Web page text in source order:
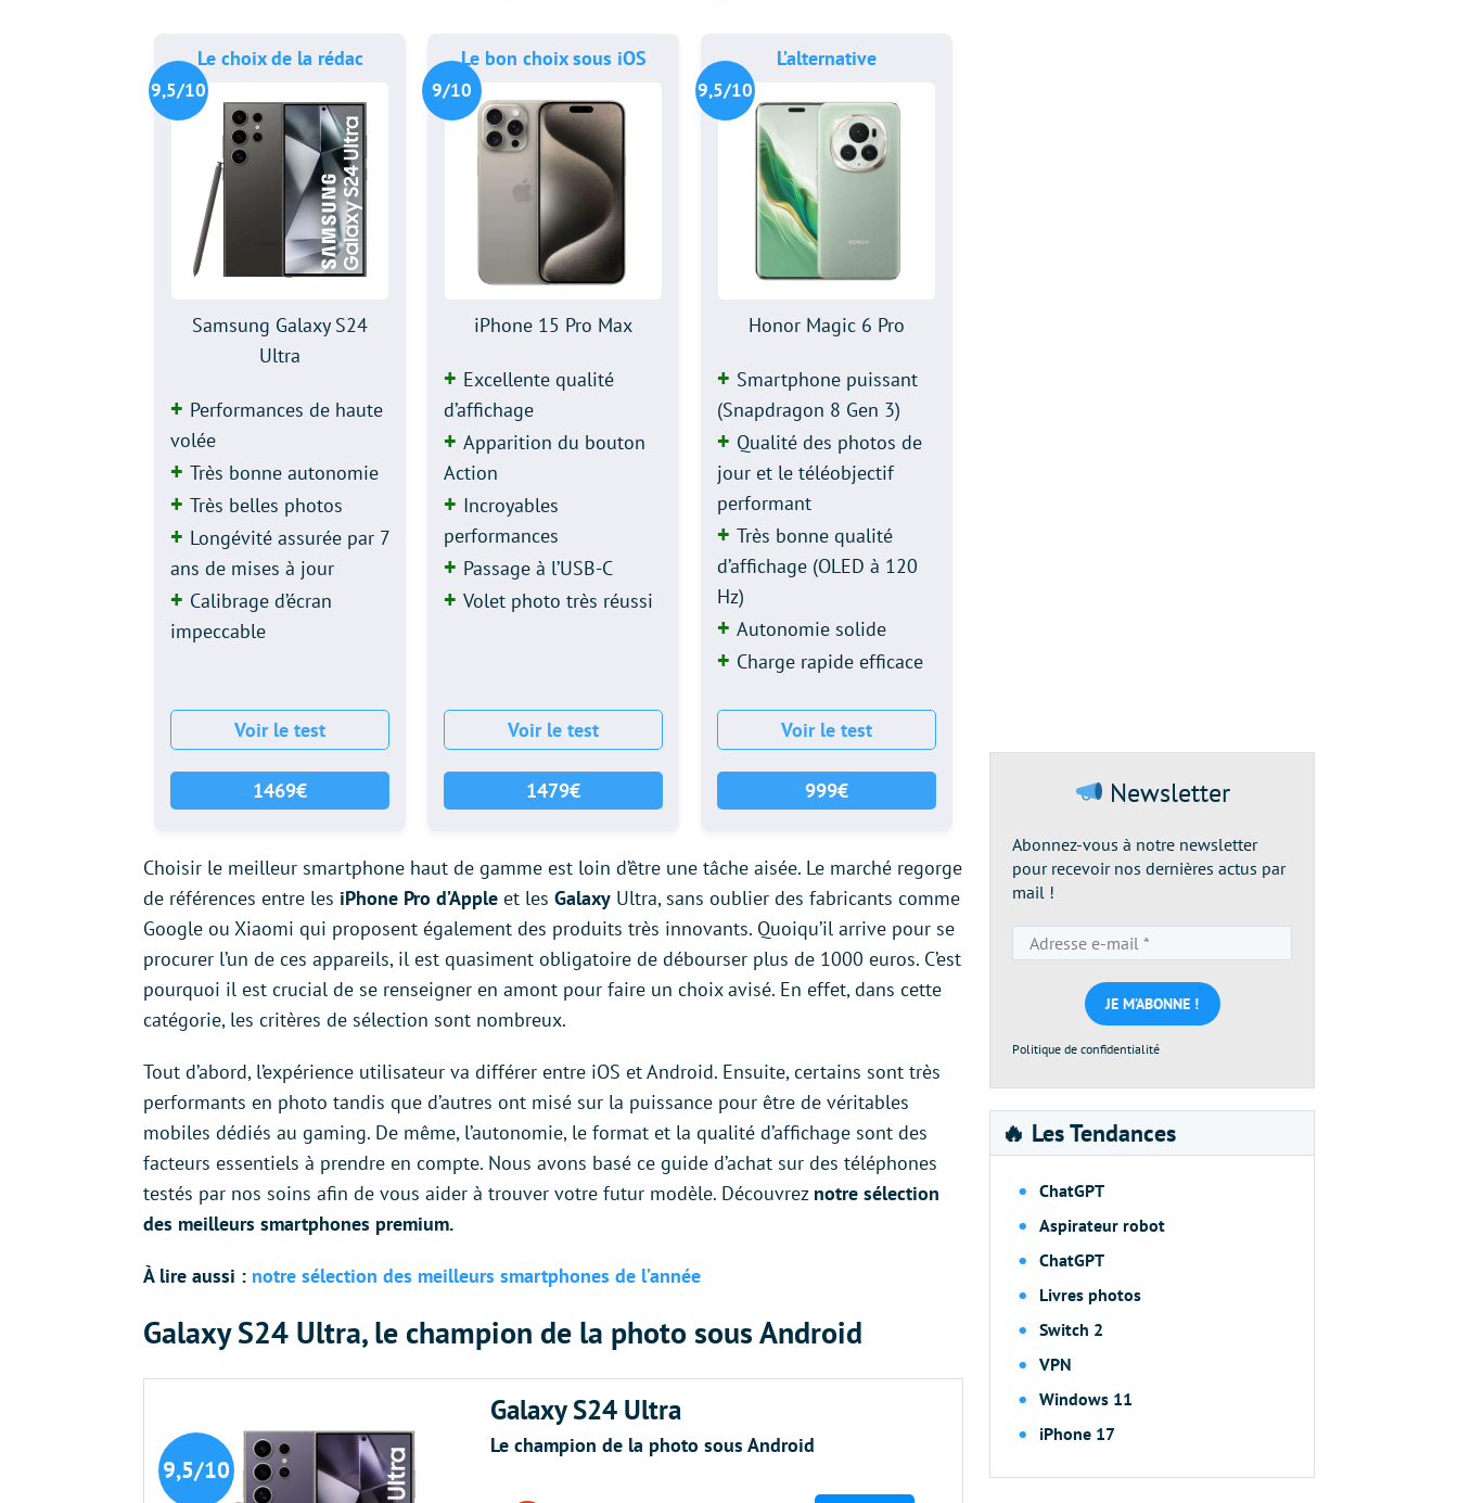
Le choix de la rédac
9,5/10
Samsung Galaxy S24
Ultra
Performances de haute
volée
Très bonne autonomie
Très belles photos
Longévité assurée par 7
ans de mises à jour
Calibrage d’écran
impeccable
Voir le test
1469€
Le bon choix sous iOS
9/10
iPhone 15 Pro Max
Excellente qualité
d’affichage
Apparition du bouton
Action
Incroyables
performances
Passage à l’USB-C
Volet photo très réussi
Voir le test
1479€
L’alternative
9,5/10
Honor Magic 6 Pro
Smartphone puissant
(Snapdragon 8 Gen 3)
Qualité des photos de
jour et le téléobjectif
performant
Très bonne qualité
d’affichage (OLED à 120
Hz)
Autonomie solide
Charge rapide efficace
Voir le test
999€
Choisir le meilleur smartphone haut de gamme est loin d’être une tâche aisée. Le marché regorge
de références entre les iPhone Pro d’Apple et les Galaxy Ultra, sans oublier des fabricants comme
Google ou Xiaomi qui proposent également des produits très innovants. Quoiqu’il arrive pour se
procurer l’un de ces appareils, il est quasiment obligatoire de débourser plus de 1000 euros. C’est
pourquoi il est crucial de se renseigner en amont pour faire un choix avisé. En effet, dans cette
catégorie, les critères de sélection sont nombreux.
Tout d’abord, l’expérience utilisateur va différer entre iOS et Android. Ensuite, certains sont très
performants en photo tandis que d’autres ont misé sur la puissance pour être de véritables
mobiles dédiés au gaming. De même, l’autonomie, le format et la qualité d’affichage sont des
facteurs essentiels à prendre en compte. Nous avons basé ce guide d’achat sur des téléphones
testés par nos soins afin de vous aider à trouver votre futur modèle. Découvrez notre sélection
des meilleurs smartphones premium.
À lire aussi : notre sélection des meilleurs smartphones de l’année
Galaxy S24 Ultra, le champion de la photo sous Android
9,5/10
Galaxy S24 Ultra
Le champion de la photo sous Android
Newsletter
Abonnez-vous à notre newsletter
pour recevoir nos dernières actus par
mail !
e-
mail
*
Politique de confidentialité
🔥 Les Tendances
ChatGPT
Aspirateur robot
ChatGPT
Livres photos
Switch 2
VPN
Windows 11
iPhone 17